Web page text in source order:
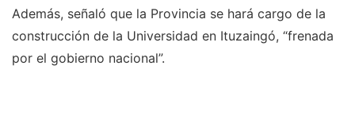
Además, señaló que la Provincia se hará cargo de la
construcción de la Universidad en Ituzaingó, “frenada
por el gobierno nacional”.